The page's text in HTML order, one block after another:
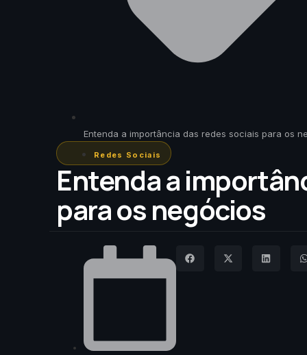
Entenda a importância das redes sociais para os
Redes Sociais
Entenda a
para os negócios